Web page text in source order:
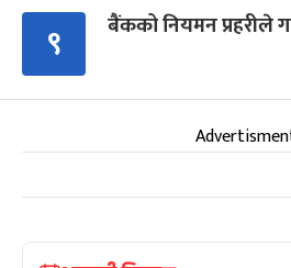
९ बैंकको नियमन प्रहरीले